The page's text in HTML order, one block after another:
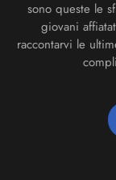
sono queste le
giovani
raccontarvi le